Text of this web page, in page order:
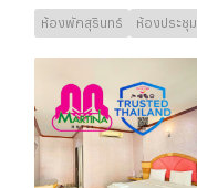
ห้องพักสุรินทร์ ห้องประชุม